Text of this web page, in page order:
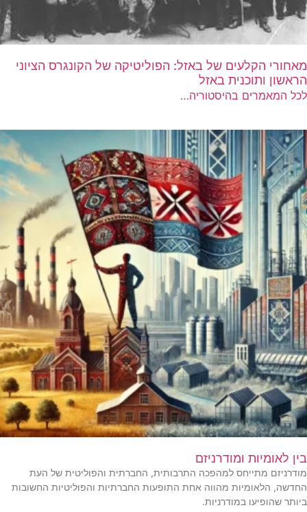
מאחורי הקלעים של באזל: הפוליטיקה של הקונגרס הציוני
הראשון ותוכנית באזל
לכל המאמרים בהיסטוריה…
בין לאומיות ומודרניזם
מודרניזם מתייחס למהפכה התרבותית, החברתית והפוליטית של העת
החדשה, הלאומיות מהווה אחת התופעות החברתיות והפוליטיות החשובות
ביותר שהופיעו במודרניות.